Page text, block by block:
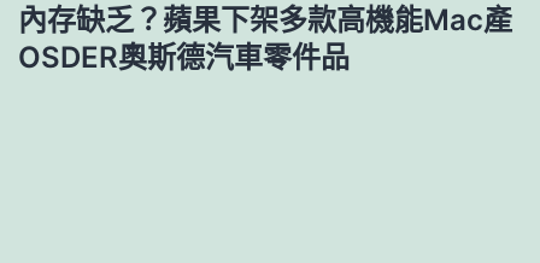
內存缺乏？蘋果下架多款高機能Mac產
OSDER奧斯德汽車零件品